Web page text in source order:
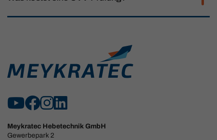
Meykratec Hebetechnik GmbH
Gewerbepark 2